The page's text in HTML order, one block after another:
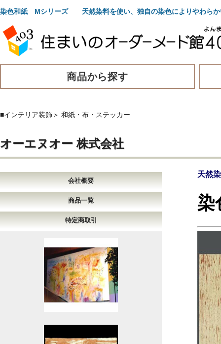
染色和紙 Mシリーズ 天然染料を使い、独自の染色によりやわらか
商品から探す
■インテリア装飾＞ 和紙・布・ステッカー
オーエヌオー 株式会社
会社概要
商品一覧
特定商取引
天然